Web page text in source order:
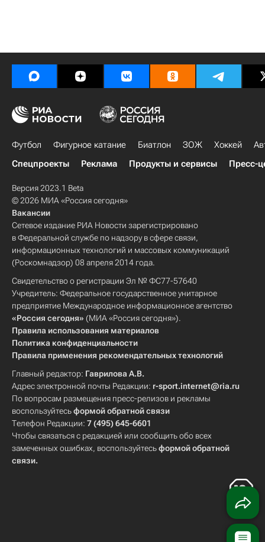
Футбол Фигурное катание Биатлон ЗОЖ Хоккей
Спецпроекты
Реклама Продукты и сервисы Пресс-
Версия 2023.1 Beta
© 2026 МИА «Россия сегодня»
Вакансии
Сетевое издание РИА Новости зарегистрировано
в Федеральной службе по надзору в сфере связи,
информационных технологий и массовых коммуникаций
(Роскомнадзор) 08 апреля 2014 года.
Свидетельство о регистрации Эл № ФС77-57640
Учредитель: Федеральное государственное унитарное
предприятие Международное информационное агентство
«Россия сегодня» (МИА «Россия сегодня»).
Правила использования материалов
Политика конфиденциальности
Правила применения рекомендательных технологий
Главный редактор: Гаврилова А.В.
Адрес электронной почты Редакции: r-sport.internet@ria.ru
По вопросам размещения пресс-релизов и рекламы
воспользуйтесьформой обратной связи
Телефон Редакции: 7 (495) 645-6601
Чтобы связаться с редакцией или сообщить обо всех
замеченных ошибках, воспользуйтесьформой обратной
связи.